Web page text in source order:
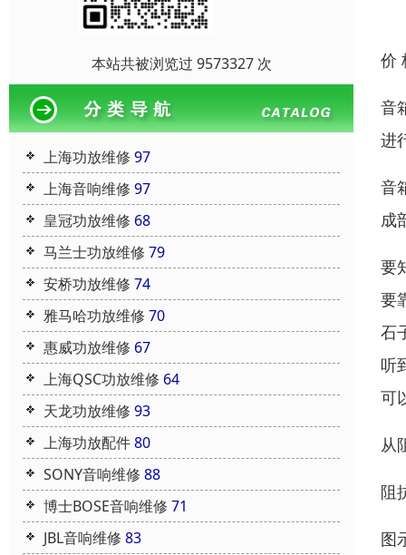
本站共被浏览过 9573327 次
上海功放维修 97
上海音响维修 97
皇冠功放维修 68
马兰士功放维修 79
安桥功放维修 74
雅马哈功放维修 70
惠威功放维修 67
上海QSC功放维修 64
天龙功放维修 93
上海功放配件80
SONY音响维修 88
博士BOSE音响维修 71
JBL音响维修 83
价
音
进
音
成
要
要
石
听
可
从
阻
图